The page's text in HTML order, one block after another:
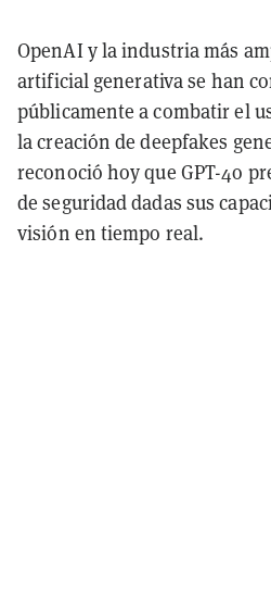
OpenAI y la industria más
artificial generativa se han
públicamente a combatir el
la creación de deepfakes
reconoció hoy que GPT-4o
de seguridad dadas sus
visión en tiempo real.